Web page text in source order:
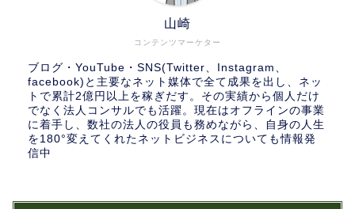
コンテンツマーケター
山崎
ブログ・YouTube・SNS(Twitter、Instagram、
facebook)と主要なネット媒体で全て成果を出し、ネッ
トで累計2億円以上を稼ぎだす。その実績から個人だけ
でなく法人コンサルでも活躍。現在はオフラインの事業
に着手し、数社の法人の役員も務めながら、自身の人生
を180°変えてくれたネットビジネスについても情報発
信中